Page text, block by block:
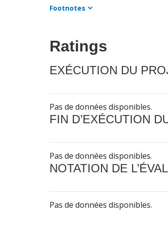
Footnotes
Ratings
EXÉCUTION DU
Pas de données disponibles.
FIN D’EXÉCUTION
Pas de données disponibles.
NOTATION DE
Pas de données disponibles.